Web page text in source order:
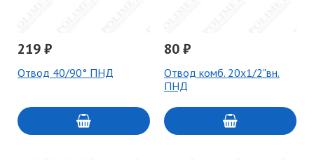
219 ₽
Отвод 40/90° ПНД
80 ₽
Отвод комб. 20х1/2"вн.
ПНД